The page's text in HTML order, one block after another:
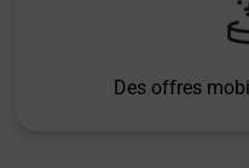
Des offres